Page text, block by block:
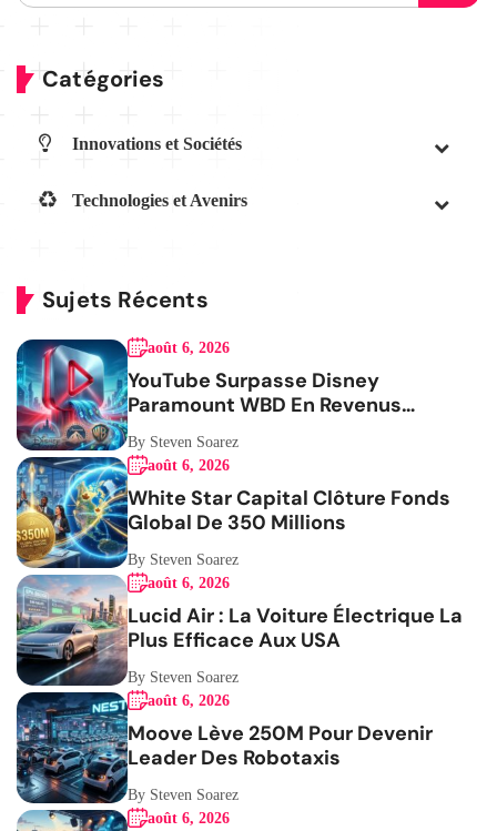
Catégories
Innovations et Sociétés
Technologies et Avenirs
Sujets Récents
août 6, 2026
YouTube Surpasse Disney
Paramount WBD En Revenus
By Steven Soarez
août 6, 2026
White Star Capital Clôture Fonds
Global De 350 Millions
By Steven Soarez
août 6, 2026
Lucid Air : La Voiture Électrique La
Plus Efficace Aux USA
By Steven Soarez
août 6, 2026
Moove Lève 250M Pour Devenir
Leader Des Robotaxis
By Steven Soarez
août 6, 2026